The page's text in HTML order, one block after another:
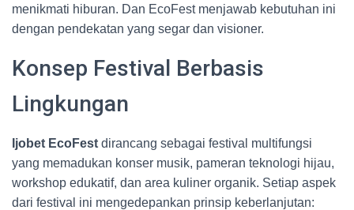
menikmati hiburan. Dan EcoFest menjawab kebutuhan ini
dengan pendekatan yang segar dan visioner.
Konsep Festival Berbasis
Lingkungan
Ijobet EcoFest dirancang sebagai festival multifungsi
yang memadukan konser musik, pameran teknologi hijau,
workshop edukatif, dan area kuliner organik. Setiap aspek
dari festival ini mengedepankan prinsip keberlanjutan: